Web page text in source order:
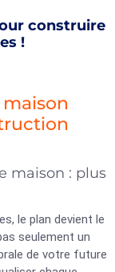
construire
!
maison : plus
le plan devient le
seulement un
de votre future